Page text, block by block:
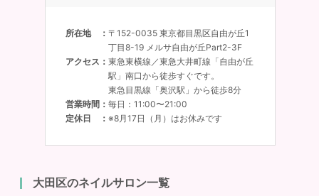
所在地
〒152-0035 東京都目黒区自由が丘1
丁目8-19 メルサ自由が丘Part2-3F
アクセス
東急東横線／東急大井町線「自由が丘
駅」南口から徒歩すぐです。
東急目黒線「奥沢駅」から徒歩8分
営業時間
毎日：11:00〜21:00
定休日
※8月17日（月）はお休みです
大田区のネイルサロン一覧